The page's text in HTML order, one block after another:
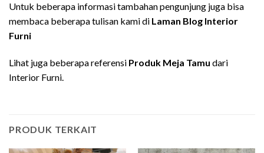
Untuk beberapa informasi tambahan pengunjung juga bisa
membaca beberapa tulisan kami di Laman Blog Interior
Furni
Lihat juga beberapa referensi Produk Meja Tamu dari
Interior Furni.
PRODUK TERKAIT